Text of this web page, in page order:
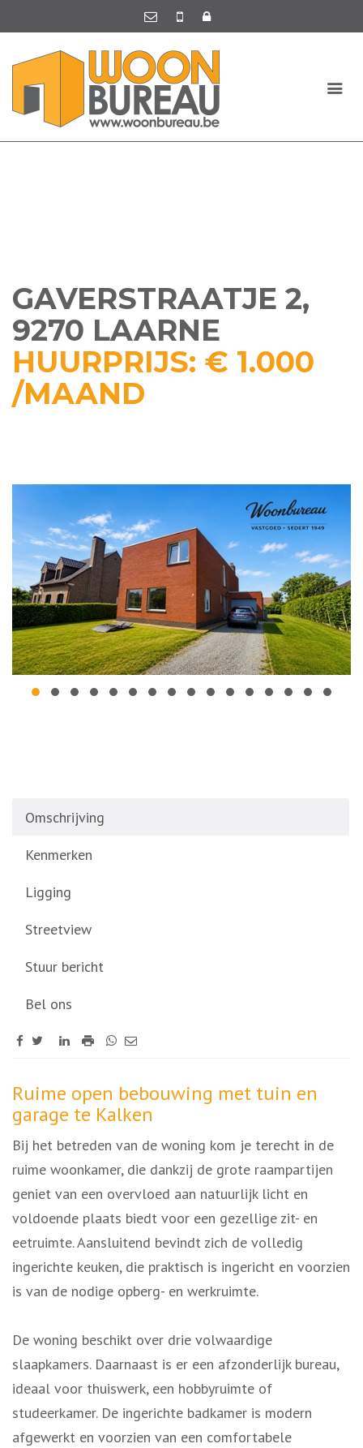
GAVERSTRAATJE 2,
9270 LAARNE
HUURPRIJS: € 1.000
/MAAND
Omschrijving
Kenmerken
Ligging
Streetview
Stuur bericht
Bel ons
Omschrijving
Ruime open bebouwing met tuin en
garage te Kalken
Bij het betreden van de woning kom je terecht in de
ruime woonkamer, die dankzij de grote raampartijen
geniet van een overvloed aan natuurlijk licht en
voldoende plaats biedt voor een gezellige zit- en
eetruimte. Aansluitend bevindt zich de volledig
ingerichte keuken, die praktisch is ingericht en voorzien
is van de nodige opberg- en werkruimte.
De woning beschikt over drie volwaardige
slaapkamers. Daarnaast is er een afzonderlijk bureau,
ideaal voor thuiswerk, een hobbyruimte of
studeerkamer. De ingerichte badkamer is modern
afgewerkt en voorzien van een comfortabele